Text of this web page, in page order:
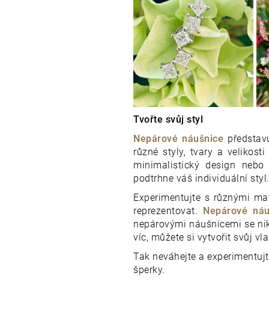
Tvořte svůj styl
Nepárové náušnice
různé styly, tvary a
minimalistický design
podtrhne váš individuální styl.
Experimentujte s různými
reprezentovat.
Nepárové
nepárovými náušnicemi se
víc, můžete si vytvořit svůj
Tak neváhejte a
šperky.